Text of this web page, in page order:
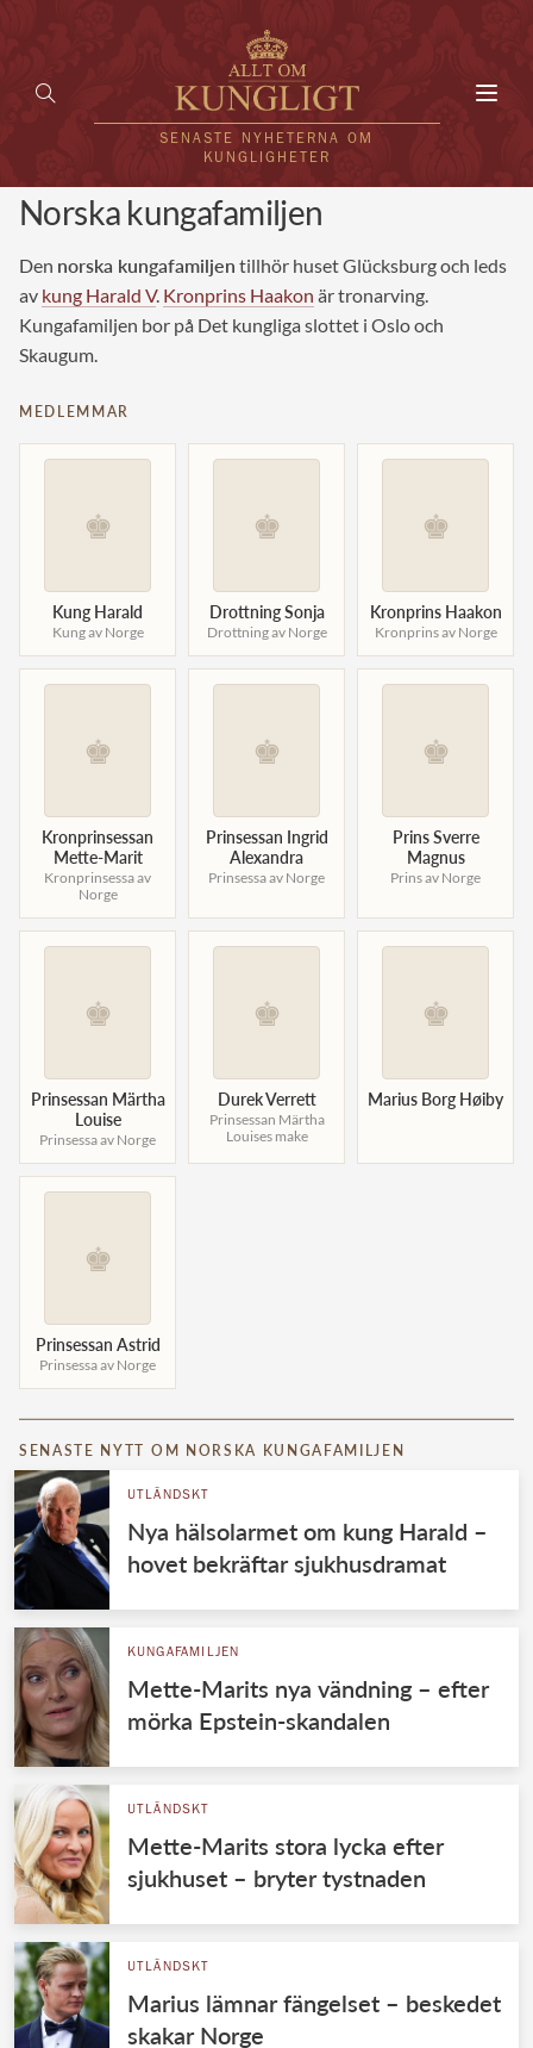
SENASTE NYHETERNA OM
KUNGLIGHETER
HEM
KUNGAFAMILJEN
UTLÄNDSKT
VÄRLDENS KUNGAHUS
Brittiska kungahuset
Danska kungahuset
Spanska kungahuset
Belgiska kungahuset
Luxemburgska storhertighuset
Japanska kejsarhuset
Marockanska kungahuset
REDAKTION
Norska kungafamiljen
Den norska kungafamiljen tillhör huset Glücksburg och leds
av kung Harald V. Kronprins Haakon är tronarving.
Kungafamiljen bor på Det kungliga slottet i Oslo och
Skaugum.
MEDLEMMAR
♚
Kung Harald
Kung av Norge
♚
Drottning Sonja
Drottning av Norge
♚
Kronprins Haakon
Kronprins av Norge
♚
Kronprinsessan
Mette-Marit
Kronprinsessa av
Norge
♚
Prinsessan Ingrid
Alexandra
Prinsessa av Norge
♚
Prins Sverre
Magnus
Prins av Norge
♚
Prinsessan Märtha
Louise
Prinsessa av Norge
♚
Durek Verrett
Prinsessan Märtha
Louises make
♚
Marius Borg Høiby
♚
Prinsessan Astrid
Prinsessa av Norge
SENASTE NYTT OM NORSKA KUNGAFAMILJEN
UTLÄNDSKT
Nya hälsolarmet om kung Harald –
hovet bekräftar sjukhusdramat
KUNGAFAMILJEN
Mette-Marits nya vändning – efter
mörka Epstein-skandalen
UTLÄNDSKT
Mette-Marits stora lycka efter
sjukhuset – bryter tystnaden
UTLÄNDSKT
Marius lämnar fängelset – beskedet
skakar Norge